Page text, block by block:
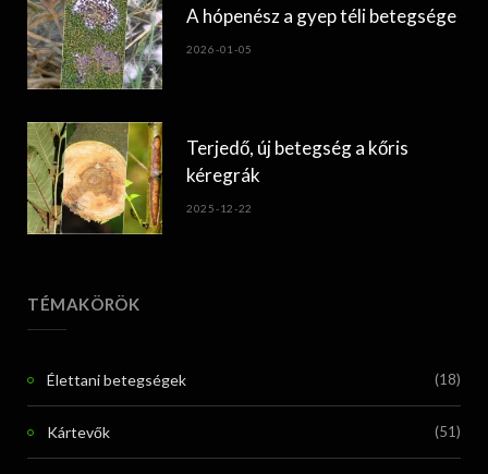
A hópenész a gyep téli betegsége
2026-01-05
Terjedő, új betegség a kőris
kéregrák
2025-12-22
TÉMAKÖRÖK
Élettani betegségek (18)
Kártevők (51)